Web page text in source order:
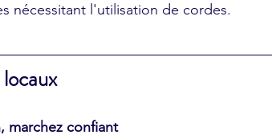
nécessitant l'utilisation de cordes.
marchez confiant